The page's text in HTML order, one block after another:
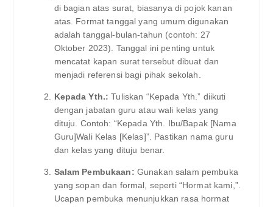
di bagian atas surat, biasanya di pojok kanan
atas. Format tanggal yang umum digunakan
adalah tanggal-bulan-tahun (contoh: 27
Oktober 2023). Tanggal ini penting untuk
mencatat kapan surat tersebut dibuat dan
menjadi referensi bagi pihak sekolah.
Kepada Yth.: Tuliskan “Kepada Yth.” diikuti
dengan jabatan guru atau wali kelas yang
dituju. Contoh: “Kepada Yth. Ibu/Bapak [Nama
Guru]Wali Kelas [Kelas]”. Pastikan nama guru
dan kelas yang dituju benar.
Salam Pembukaan: Gunakan salam pembuka
yang sopan dan formal, seperti “Hormat kami,”.
Ucapan pembuka menunjukkan rasa hormat